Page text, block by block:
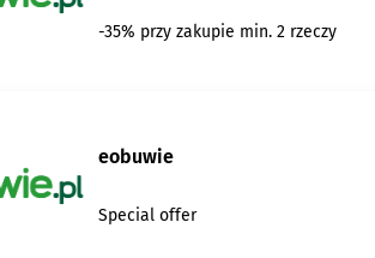
-35% przy zakupie min. 2 rzeczy
eobuwie
Special offer